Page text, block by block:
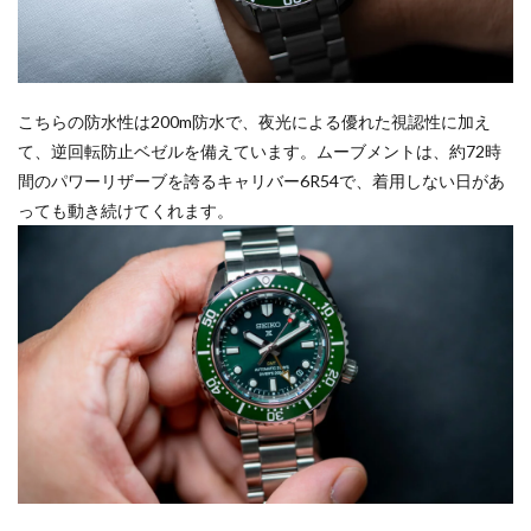
こちらの防水性は200m防水で、夜光による優れた視認性に加え
て、逆回転防止ベゼルを備えています。ムーブメントは、約72時
間のパワーリザーブを誇るキャリバー6R54で、着用しない日があ
っても動き続けてくれます。